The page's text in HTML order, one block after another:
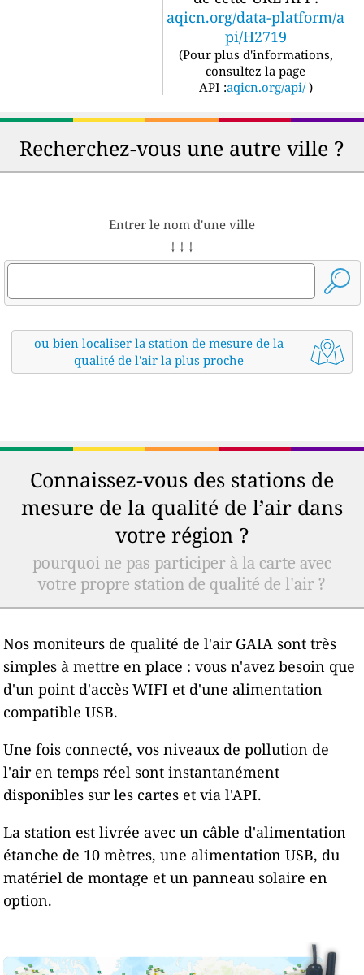
aqicn.org/data-platform/a
pi/H2719
(Pour plus d'informations,
consultez la page
API :aqicn.org/api/ )
Recherchez-vous une autre ville ?
Entrer le nom d'une ville
↓ ↓ ↓
ou bien localiser la station de mesure de la
qualité de l'air la plus proche
Connaissez-vous des stations de
mesure de la qualité de l’air dans
votre région ?
pourquoi ne pas participer à la carte avec
votre propre station de qualité de l'air ?
Nos moniteurs de qualité de l'air GAIA sont très
simples à mettre en place : vous n'avez besoin que
d'un point d'accès WIFI et d'une alimentation
compatible USB.
Une fois connecté, vos niveaux de pollution de
l'air en temps réel sont instantanément
disponibles sur les cartes et via l'API.
La station est livrée avec un câble d'alimentation
étanche de 10 mètres, une alimentation USB, du
matériel de montage et un panneau solaire en
option.